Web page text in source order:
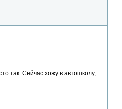
так. Сейчас хожу в автошколу,